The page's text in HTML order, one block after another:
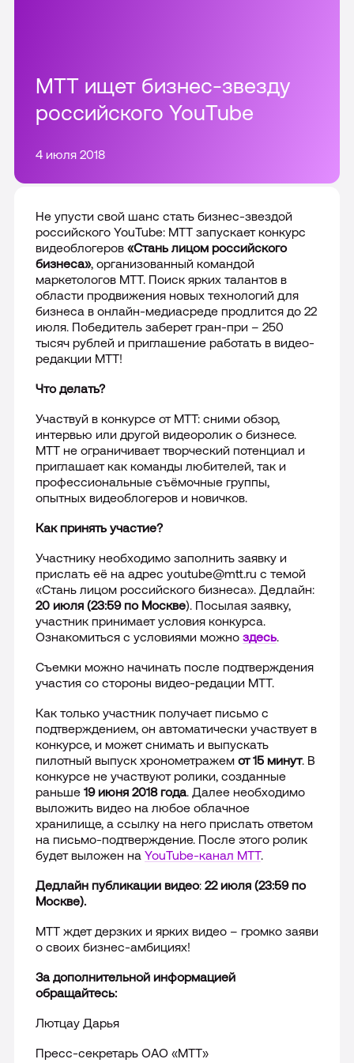
Все продукты
Внедрение и настройка CRM
Сопровождение CRM
Все интеграции
Акции
Отзывы
Карьера
Раскрытие информации
Контакты
Лицензии
Международная деятельность
Комплаенс и деловая этика
Все о компании
8-800 555 90-00
Москва
Подключить сейчас
4 июля 2018
МТТ ищет бизнес-звезду
российского YouTube
Не упусти свой шанс стать бизнес-звездой
российского YouTube: МТТ запускает конкурс
видеоблогеров «Стань лицом российского
бизнеса», организованный командой
маркетологов МТТ. Поиск ярких талантов в
области продвижения новых технологий для
бизнеса в онлайн-медиасреде продлится до 22
июля. Победитель заберет гран-при – 250
тысяч рублей и приглашение работать в видео-
редакции МТТ!
Что делать?
Участвуй в конкурсе от МТТ: сними обзор,
интервью или другой видеоролик о бизнесе.
МТТ не ограничивает творческий потенциал и
приглашает как команды любителей, так и
профессиональные съёмочные группы,
опытных видеоблогеров и новичков.
Как принять участие?
Участнику необходимо заполнить заявку и
прислать её на адрес youtube@mtt.ru с темой
«Стань лицом российского бизнеса». Дедлайн:
20 июля (23:59 по Москве). Посылая заявку,
участник принимает условия конкурса.
Ознакомиться с условиями можно здесь.
Съемки можно начинать после подтверждения
участия со стороны видео-редации МТТ.
Как только участник получает письмо с
подтверждением, он автоматически участвует в
конкурсе, и может снимать и выпускать
пилотный выпуск хронометражем от 15 минут. В
конкурсе не участвуют ролики, созданные
раньше 19 июня 2018 года. Далее необходимо
выложить видео на любое облачное
хранилище, а ссылку на него прислать ответом
на письмо-подтверждение. После этого ролик
будет выложен на YouTube-канал МТТ.
Дедлайн публикации видео: 22 июля (23:59 по
Москве).
МТТ ждет дерзких и ярких видео – громко заяви
о своих бизнес-амбициях!
За дополнительной информацией
обращайтесь:
Лютцау Дарья
Пресс-секретарь ОАО «МТТ»